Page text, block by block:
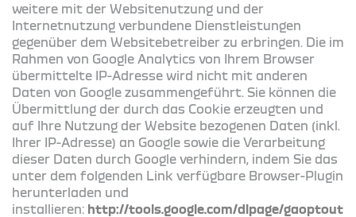
weitere mit der Websitenutzung und der
Internetnutzung verbundene Dienstleistungen
gegenüber dem Websitebetreiber zu erbringen. Die im
Rahmen von Google Analytics von Ihrem Browser
übermittelte IP-Adresse wird nicht mit anderen
Daten von Google zusammengeführt. Sie können die
Übermittlung der durch das Cookie erzeugten und
auf Ihre Nutzung der Website bezogenen Daten (inkl.
Ihrer IP-Adresse) an Google sowie die Verarbeitung
dieser Daten durch Google verhindern, indem Sie das
unter dem folgenden Link verfügbare Browser-Plugin
herunterladen und
installieren: http://tools.google.com/dlpage/gaoptout